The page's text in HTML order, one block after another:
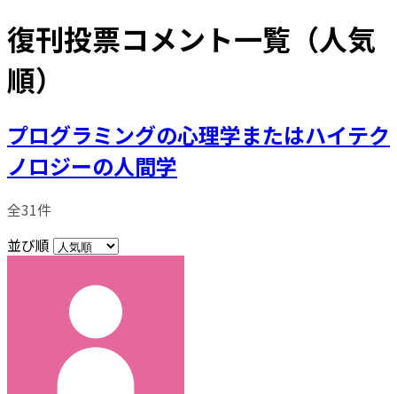
復刊投票コメント一覧（人気
順）
プログラミングの心理学またはハイテク
ノロジーの人間学
全31件
並び順